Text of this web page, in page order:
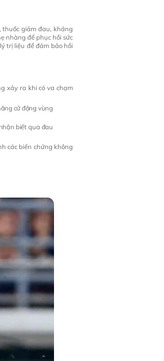
giảm đau, kháng
nhàng để phục hồi sức
trị liệu để đảm bảo hồi
xảy ra khi có va chạm
cử động vùng
biết qua đau
các biến chứng không